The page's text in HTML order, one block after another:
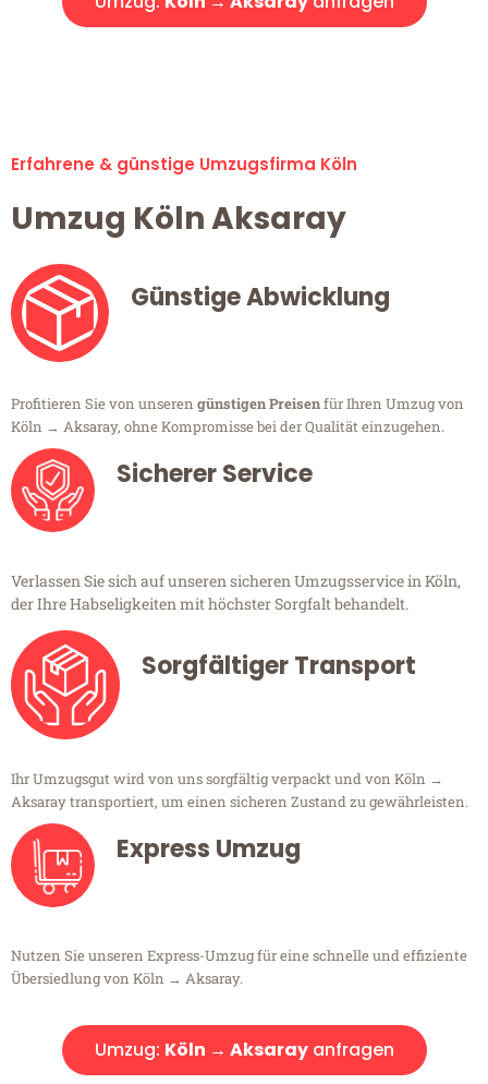
Erfahrene & günstige Umzugsfirma Köln
Umzug Köln Aksaray
Günstige Abwicklung
Profitieren Sie von unseren günstigen Preisenfür Ihren Umzug von
Köln → Aksaray, ohne Kompromisse bei der Qualität einzugehen.
Sicherer Service
Verlassen Sie sich auf unseren sicheren Umzugsservice in Köln,
der Ihre Habseligkeiten mit höchster Sorgfalt behandelt.
Sorgfältiger Transport
Ihr Umzugsgut wird von uns sorgfältig verpackt und von Köln →
Aksaray transportiert, um einen sicheren Zustand zu gewährleisten.
Express Umzug
Nutzen Sie unseren Express-Umzug für eine schnelle und effiziente
Übersiedlung von Köln → Aksaray.
Umzug: Köln → Aksarayanfragen